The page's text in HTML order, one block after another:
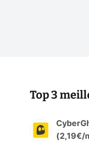
Top 3
(2,19€/